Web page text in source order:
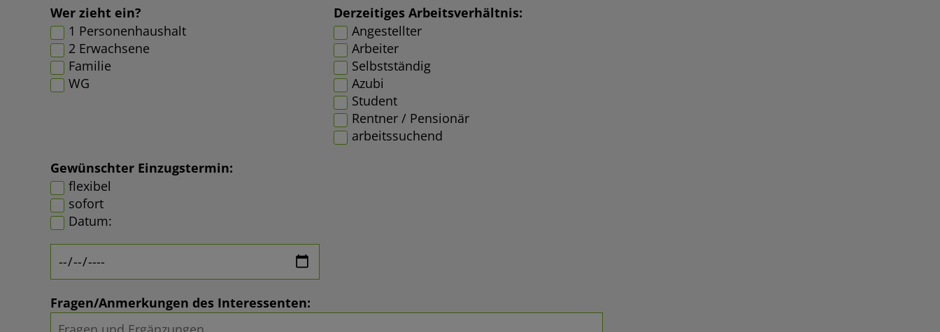
Wer zieht ein?
1 Personenhaushalt
2 Erwachsene
Familie
WG
Derzeitiges Arbeitsverhältnis:
Angestellter
Arbeiter
Selbstständig
Azubi
Student
Rentner / Pensionär
arbeitssuchend
Gewünschter Einzugstermin:
flexibel
sofort
Datum:
Fragen/Anmerkungen des Interessenten: